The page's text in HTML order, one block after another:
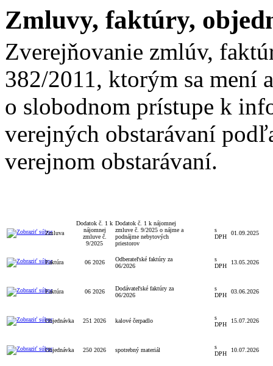
Zmluvy, faktúry,
Zverejňovanie zmlúv,
382/2011, ktorým sa mení
o slobodnom prístupe k
verejných obstarávaní
verejnom obstarávaní.
Zmluva
Dodatok č. 1 k
nájomnej
zmluve č.
9/2025
Dodatok č. 1 k nájomnej
zmluve č. 9/2025 o nájme a
podnájme nebytových
priestorov
s
DPH
01.09.2025
Faktúra 06 2026
Odberateľské faktúry za
06/2026
s
DPH
13.05.2026
Faktúra 06 2026
Dodávateľské faktúry za
06/2026
s
DPH
03.06.2026
Objednávka 251 2026 kalové čerpadlo
s
DPH
15.07.2026
Objednávka 250 2026 spotrebný materiál
s
DPH
10.07.2026